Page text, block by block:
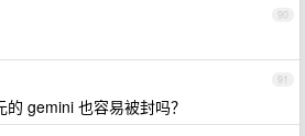
90
91
gemini 也容易被封吗？